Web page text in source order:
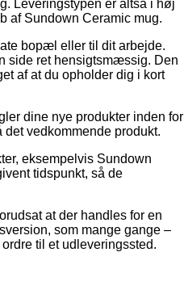
Leveringstypen er altså i høj
af Sundown Ceramic mug.
bopæl eller til dit arbejde.
side ret hensigtsmæssig. Den
af at du opholder dig i kort
dine nye produkter inden for
vedkommende produkt.
eksempelvis Sundown
tidspunkt, så de
at der handles for en
som mange gange –
til et udleveringssted.